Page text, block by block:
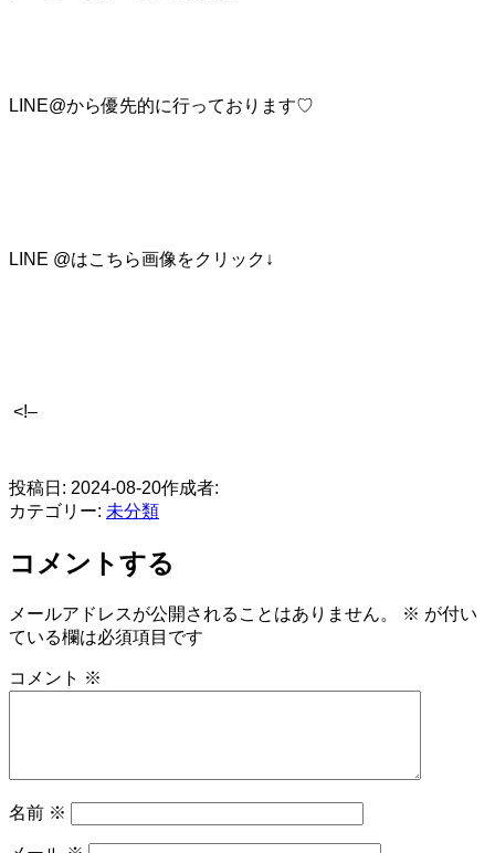
LINE@から優先的に行っております♡
LINE @はこちら画像をクリック↓
<!–
投稿日: 2024-08-20作成者:
カテゴリー: 未分類
コメントする
メールアドレスが公開されることはありません。 ※ が付い
ている欄は必須項目です
コメント ※
名前 ※